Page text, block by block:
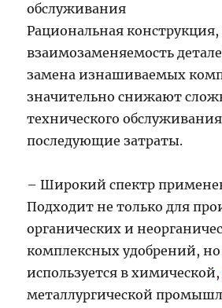
обслуживания
Рациональная
взаимозаменяемость
замена изнашиваемых
значительно снижают
технического
последующие затраты.
– Широкий спектр
Подходит не только для
органических и
комплексных удобрений,
используется в
металлургической